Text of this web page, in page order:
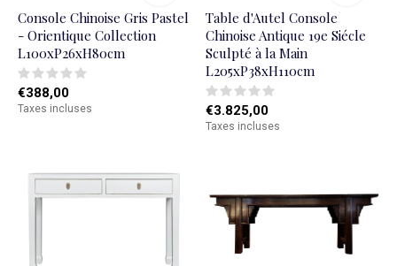
Console Chinoise Gris Pastel
- Orientique Collection
L100xP26xH80cm
€388,00
Taxes incluses
Table d'Autel Console
Chinoise Antique 19e Siécle
Sculpté à la Main
L205xP38xH110cm
€3.825,00
Taxes incluses